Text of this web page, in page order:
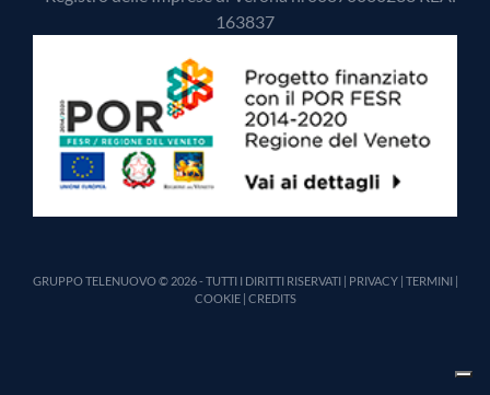
163837
GRUPPO TELENUOVO © 2026 - TUTTI I DIRITTI RISERVATI | PRIVACY| TERMINI|
COOKIE| CREDITS